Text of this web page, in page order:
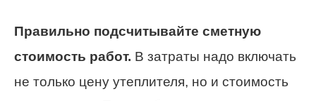
Правильно подсчитывайте сметную
стоимость работ. В затраты надо включать
не только цену утеплителя, но и стоимость